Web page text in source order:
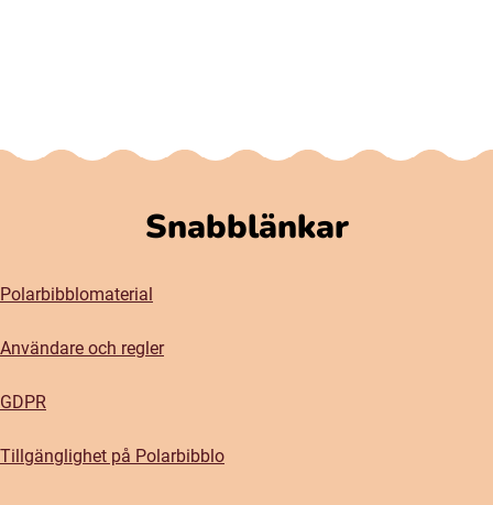
Snabblänkar
Polarbibblomaterial
Användare och regler
GDPR
Tillgänglighet på Polarbibblo